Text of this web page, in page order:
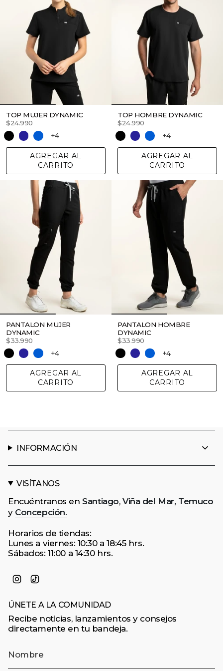
TOP MUJER DYNAMIC
$24.990
+4
AGREGAR AL
CARRITO
TOP HOMBRE DYNAMIC
$24.990
+4
AGREGAR AL
CARRITO
PANTALON MUJER
DYNAMIC
$33.990
+4
AGREGAR AL
CARRITO
PANTALON HOMBRE
DYNAMIC
$33.990
+4
AGREGAR AL
CARRITO
INFORMACIÓN
VISÍTANOS
Encuéntranos en Santiago, Viña del Mar, Temuco
y Concepción.
Horarios de tiendas:
Lunes a viernes: 10:30 a 18:45 hrs.
Sábados: 11:00 a 14:30 hrs.
Instagram
ÚNETE A LA COMUNIDAD
Recibe noticias, lanzamientos y consejos
directamente en tu bandeja.